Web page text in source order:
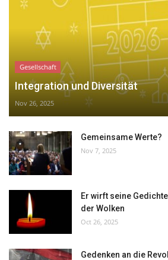
Gesellschaft
Integration und Diversität
Nov 26, 2025
Gemeinsame Werte?
Nov 7, 2025
Er wirft seine
der Wolken
Oct 26, 2025
Gedenken an die